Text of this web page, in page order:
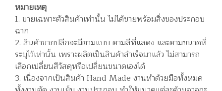
หมายเหตุ
1. ขายเฉพาะตัวสินค้าเท่านั้น ไม่ได้ขายพร้อมสิ่งของประกอบ
ฉาก
2. สินค้าขายปลีกจะมีตามแบบ ตามสีที่แสดง และตามขนาดที่
ระบุไว้เท่านั้น เพราะผลิตเป็นสินค้าสำเร็จมาแล้ว ไม่สามารถ
เลือกเปลี่ยนสีวัสดุหรือเปลี่ยนขนาดเองได้
3. เนื่องจากเป็นสินค้า Hand Made งานทำด้วยมือทั้งหมด